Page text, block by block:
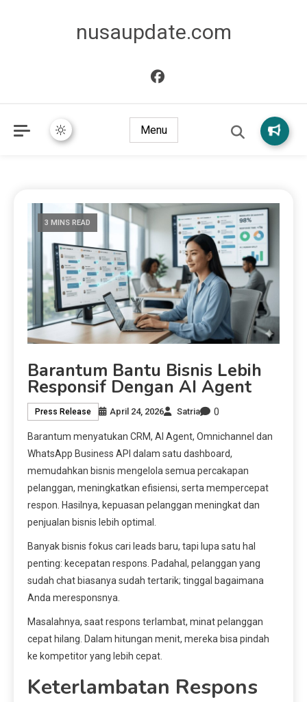
nusaupdate.com
Menu
3 MINS READ
Barantum Bantu Bisnis Lebih
Responsif Dengan AI Agent
Press Release April 24, 2026 Satria 0
Barantum menyatukan CRM, AI Agent, Omnichannel dan
WhatsApp Business API dalam satu dashboard,
memudahkan bisnis mengelola semua percakapan
pelanggan, meningkatkan efisiensi, serta mempercepat
respon. Hasilnya, kepuasan pelanggan meningkat dan
penjualan bisnis lebih optimal.
Banyak bisnis fokus cari leads baru, tapi lupa satu hal
penting: kecepatan respons. Padahal, pelanggan yang
sudah chat biasanya sudah tertarik; tinggal bagaimana
Anda meresponsnya.
Masalahnya, saat respons terlambat, minat pelanggan
cepat hilang. Dalam hitungan menit, mereka bisa pindah
ke kompetitor yang lebih cepat.
Keterlambatan Respons